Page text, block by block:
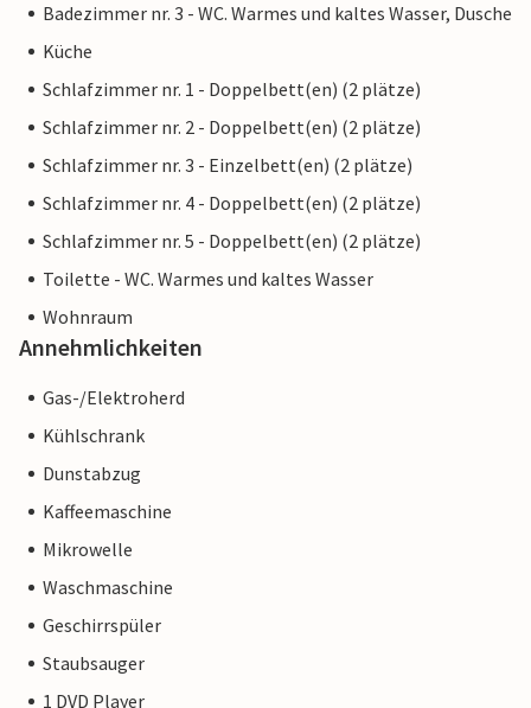
Badezimmer nr. 3 - WC. Warmes und kaltes Wasser, Dusche
Küche
Schlafzimmer nr. 1 - Doppelbett(en) (2 plätze)
Schlafzimmer nr. 2 - Doppelbett(en) (2 plätze)
Schlafzimmer nr. 3 - Einzelbett(en) (2 plätze)
Schlafzimmer nr. 4 - Doppelbett(en) (2 plätze)
Schlafzimmer nr. 5 - Doppelbett(en) (2 plätze)
Toilette - WC. Warmes und kaltes Wasser
Wohnraum
Annehmlichkeiten
Gas-/Elektroherd
Kühlschrank
Dunstabzug
Kaffeemaschine
Mikrowelle
Waschmaschine
Geschirrspüler
Staubsauger
1 DVD Player